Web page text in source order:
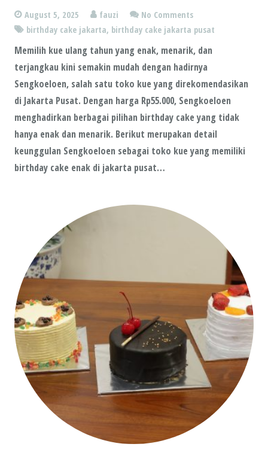
August 5, 2025 fauzi
No Comments
birthday cake jakarta, birthday cake jakarta pusat
Memilih kue ulang tahun yang enak, menarik, dan
terjangkau kini semakin mudah dengan hadirnya
Sengkoeloen, salah satu toko kue yang direkomendasikan
di Jakarta Pusat. Dengan harga Rp55.000, Sengkoeloen
menghadirkan berbagai pilihan birthday cake yang tidak
hanya enak dan menarik. Berikut merupakan detail
keunggulan Sengkoeloen sebagai toko kue yang memiliki
birthday cake enak di jakarta pusat…